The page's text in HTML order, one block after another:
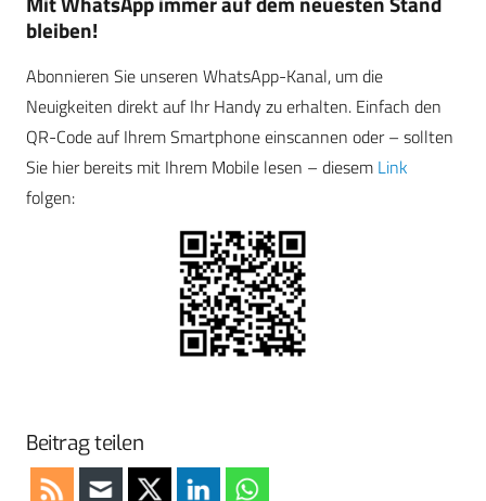
bleiben!
Abonnieren Sie unseren WhatsApp-Kanal, um die
Neuigkeiten direkt auf Ihr Handy zu erhalten. Einfach den
QR-Code auf Ihrem Smartphone einscannen oder – sollten
Sie hier bereits mit Ihrem Mobile lesen – diesem Link
folgen:
Beitrag teilen